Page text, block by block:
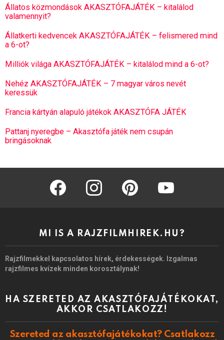
Állatos közmondások AKASZTÓFAJÁTÉK – kitalálod
valamennyit?
Állatkerti kedvencek AKASZTÓFAJÁTÉK – felismered mind
a 6-ot?
Milliók világa AKASZTÓFAJÁTÉK – kitalálod mind a 6-ot?
Nehéz AKASZTÓFAJÁTÉK – 7 magyar város nevét
keressük
Francia kártyán alapuló játékok AKASZTÓFA JÁTÉK
Pattanj nyeregbe – Akasztófa játék nem csupán
bringásoknak
facebook instagram pinterest
MI IS A RAJZFILMHIREK.HU?
Rajzfilmekkel kapcsolatos hírek, érdekességek. Izgalmas
rajzfilmes kvízek minden korosztálynak!
HA SZERETED AZ AKASZTÓFAJÁTÉKOKAT,
AKKOR CSATLAKOZZ!
Szereted az akasztófajátékokat? Csatlakozz